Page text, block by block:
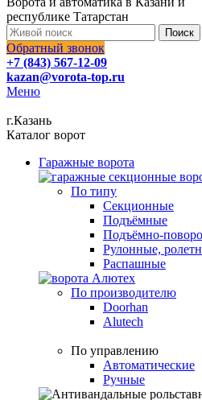
республике Татарстан
Поиск
Обратный звонок
+7 (843) 567-12-09
kazan@vorota-top.ru
Меню
г.Казань
Каталог ворот
Гаражные ворота
По типу
Секционные
Подъёмные
Подъёмно-
Рулонные,
Распашные
По производителю
Doorhan
Alutech
По управлению
Автоматические
Ручные